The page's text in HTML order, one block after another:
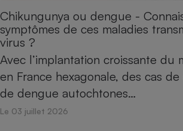
Chikungunya ou dengue -
symptômes de ces maladies
virus ?
Avec l’implantation croissante du
en France hexagonale, des cas
de dengue autochtones…
Le 03 juillet 2026